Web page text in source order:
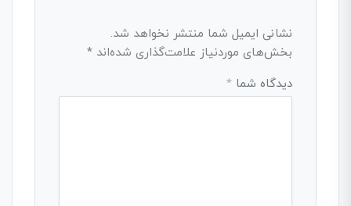
نشانی ایمیل شما منتشر نخواهد شد.
بخش‌های موردنیاز علامت‌گذاری شده‌اند *
دیدگاه شما *